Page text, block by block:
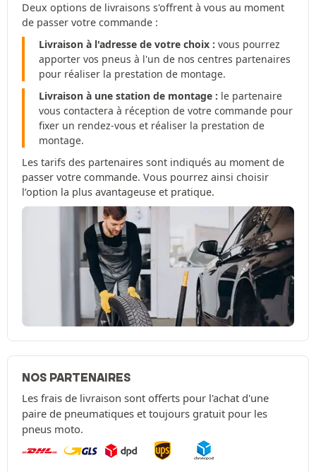
Deux options de livraisons s'offrent à vous au moment
de passer votre commande :
Livraison à l'adresse de votre choix : vous pourrez
apporter vos pneus à l'un de nos centres partenaires
pour réaliser la prestation de montage.
Livraison à une station de montage : le partenaire
vous contactera à réception de votre commande pour
fixer un rendez-vous et réaliser la prestation de
montage.
Les tarifs des partenaires sont indiqués au moment de
passer votre commande. Vous pourrez ainsi choisir
l’option la plus avantageuse et pratique.
NOS PARTENAIRES
Les frais de livraison sont offerts pour l'achat d'une
paire de pneumatiques et toujours gratuit pour les
pneus moto.